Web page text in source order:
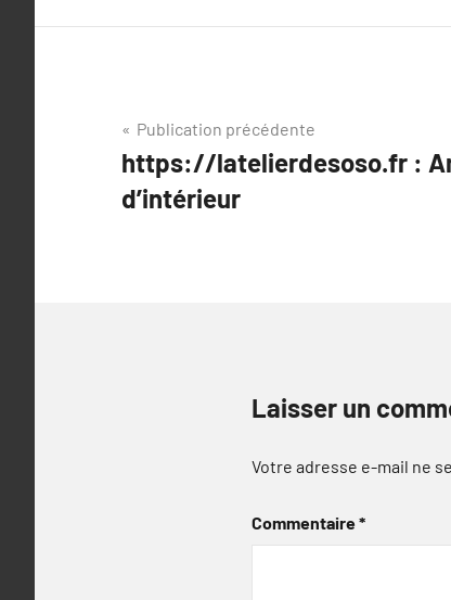
Navigation
de
l’article
Publication précédente
https://latelierdesoso.fr :
d’intérieur
Laisser un
Votre adresse e-mail ne
Commentaire*